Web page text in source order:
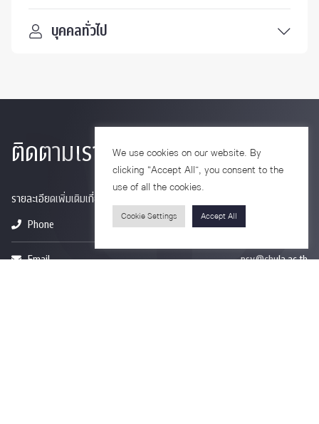
บุคคลทั่วไป
ติดตามเรา
รายละเอียดเพิ่มเติมเกี่ยวกับคณะ ติดตามข่าวสารคณะ
Phone
Email psy@chula.ac.th
We use cookies on our website. By
clicking “Accept All”, you consent to the
use of all the cookies.
Cookie Settings Accept All